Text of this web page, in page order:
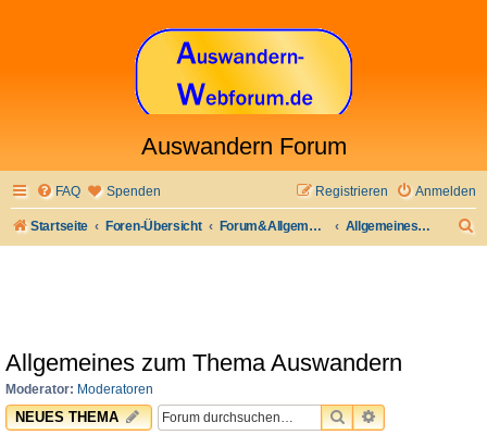
Auswandern Forum
FAQ Spenden Anmelden
Registrieren
Startseite Foren-Übersicht Forum&Allgemeines Allgemeines zum Thema Auswandern
Allgemeines zum Thema Auswandern
Moderator: Moderatoren
NEUES THEMA SUCHEERWEITERTE